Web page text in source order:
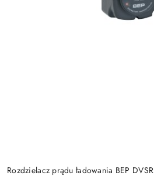
Rozdzielacz prądu ładowania BEP DVSR